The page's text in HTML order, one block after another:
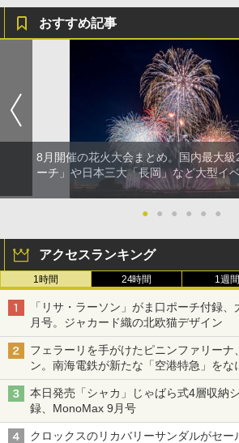
おすすめ記事
8月開催の花火大会まとめ。国内最大
ーチ」や日本三大「長岡」など大型イ
● ● ● ● ● ●
アクセスランキング
1時間 24時間 1週間
「リサ・ラーソン」がま口ポーチ付録
月号。ジャカード織の北欧猫デザイン
フェラーリを手がけたピニンファリーナ
ン。南海電鉄が新たな「空港特急」をな
本日発売「シャカ」じゃばら式4層収納
録、MonoMax 9月号
クロックスのリカバリーサンダルがセ